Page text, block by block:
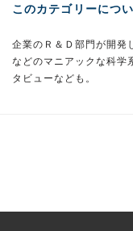
このカテゴリーにつ
企業のＲ＆Ｄ部門が開発
などのマニアックな科学
タビューなども。